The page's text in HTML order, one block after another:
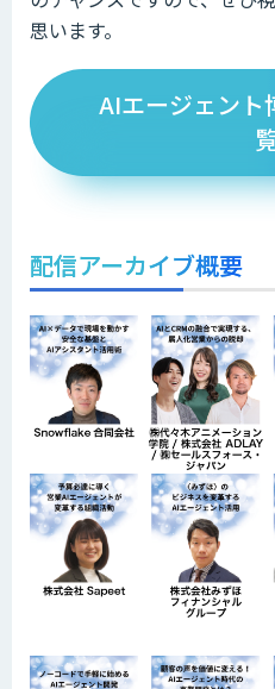
思います。
AIエージェント
配信アーカイブ概要